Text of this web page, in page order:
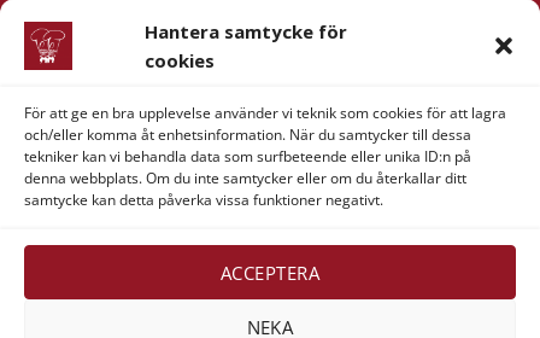
Hantera samtycke för
cookies
För att ge en bra upplevelse använder vi teknik som cookies för att lagra
och/eller komma åt enhetsinformation. När du samtycker till dessa
tekniker kan vi behandla data som surfbeteende eller unika ID:n på
denna webbplats. Om du inte samtycker eller om du återkallar ditt
samtycke kan detta påverka vissa funktioner negativt.
ACCEPTERA
NEKA
411 05 Göteborg
Visa MasterCardAmerican
Alla rättigheter reserverade 2026 ©Verner & Verner
Nordstan AB